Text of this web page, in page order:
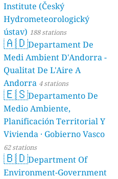
Institute (Český
Hydrometeorologický
ústav) 188 stations
🇦🇩Departament De
Medi Ambient D'Andorra -
Qualitat De L'Aire A
Andorra 4 stations
🇪🇸Departamento De
Medio Ambiente,
Planificación Territorial Y
Vivienda · Gobierno Vasco
62 stations
🇧🇩Department Of
Environment-Government